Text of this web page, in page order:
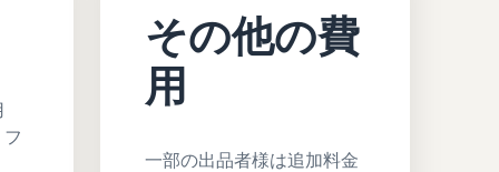
その他の費
用
一部の出品者様は追加料金